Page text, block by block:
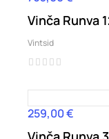
Vinča Runva
Vintsid
Hind
259,00 €